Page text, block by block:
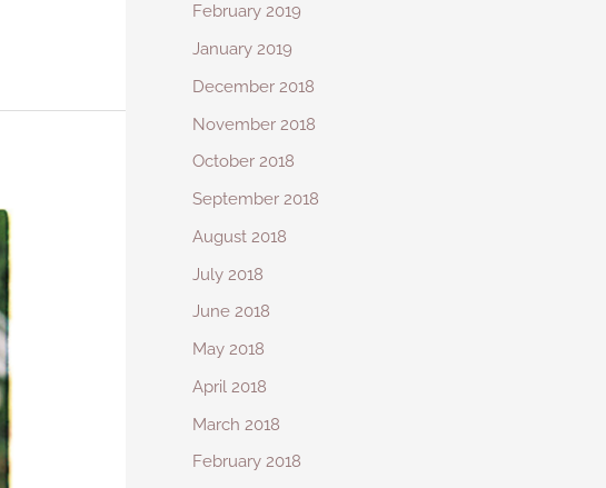
February 2019
January 2019
December 2018
November 2018
October 2018
September 2018
August 2018
July 2018
June 2018
May 2018
April 2018
March 2018
February 2018